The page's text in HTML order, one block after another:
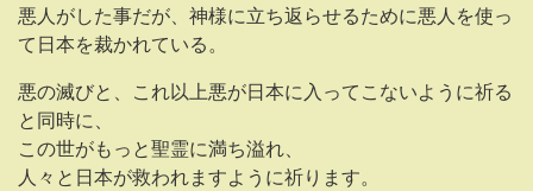
悪人がした事だが、神様に立ち返らせるために悪人を使っ
て日本を裁かれている。
悪の滅びと、これ以上悪が日本に入ってこないように祈る
と同時に、
この世がもっと聖霊に満ち溢れ、
人々と日本が救われますように祈ります。